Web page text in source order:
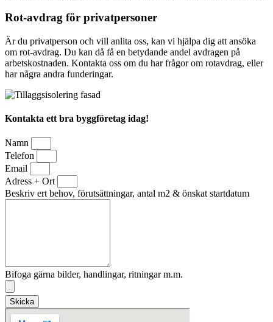
Rot-avdrag för privatpersoner
Är du privatperson och vill anlita oss, kan vi hjälpa dig att ansöka
om rot-avdrag. Du kan då få en betydande andel avdragen på
arbetskostnaden. Kontakta oss om du har frågor om rotavdrag, eller
har några andra funderingar.
Kontakta ett bra byggföretag idag!
Namn
Telefon
Email
Adress + Ort
Beskriv ert behov, förutsättningar, antal m2 & önskat startdatum
Bifoga gärna bilder, handlingar, ritningar m.m.
Skicka